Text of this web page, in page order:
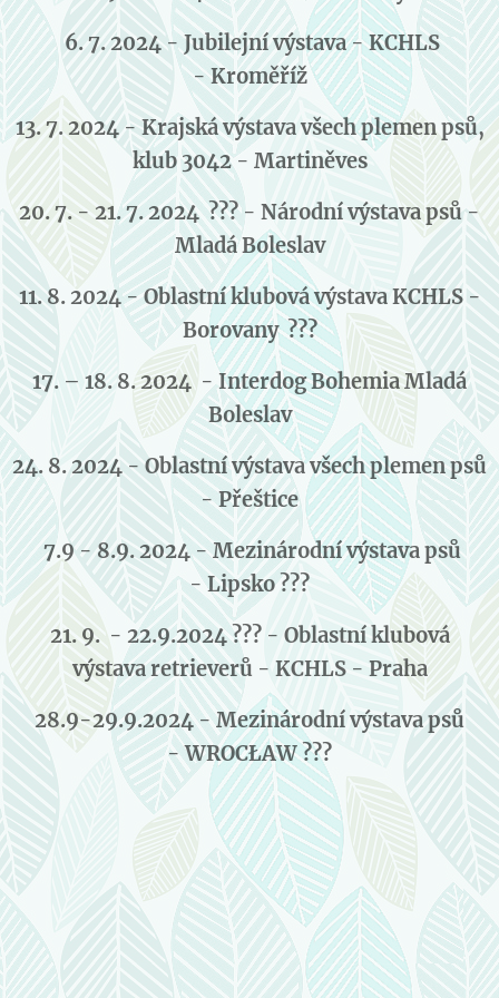
6. 7. 2024 - Jubilejní výstava - KCHLS
- Kroměříž
13. 7. 2024 - Krajská výstava všech plemen psů,
klub 3042 - Martiněves
20. 7. - 21. 7. 2024 ??? - Národní výstava psů -
Mladá Boleslav
11. 8. 2024 - Oblastní klubová výstava KCHLS -
Borovany ???
17. – 18. 8. 2024 -Interdog Bohemia Mladá
Boleslav
24. 8. 2024 - Oblastní výstava všech plemen psů
- Přeštice
7.9 - 8.9. 2024 - Mezinárodní výstava psů
- Lipsko ???
21. 9. - 22.9.2024 ??? - Oblastní klubová
výstava retrieverů - KCHLS - Praha
28.9-29.9.2024 - Mezinárodní výstava psů
- WROCŁAW ???